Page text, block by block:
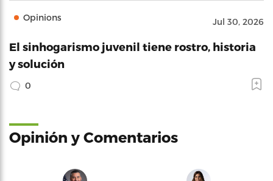
Opinions Jul 30, 2026
El sinhogarismo juvenil tiene rostro, historia
y solución
0
Opinión y Comentarios